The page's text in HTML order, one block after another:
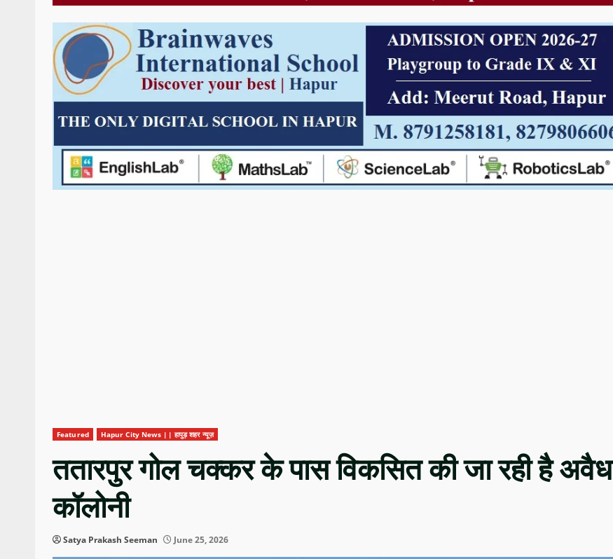
Featured Hapur City News || हापुड़ शहर न्यूज़
ततारपुर गोल चक्कर के पास विकसित की जा रही है अवैध
कॉलोनी
Satya Prakash Seeman June 25, 2026